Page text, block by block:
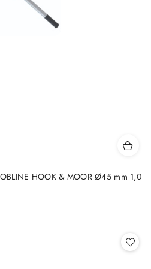
HOOK & MOOR Ø45 mm 1,0